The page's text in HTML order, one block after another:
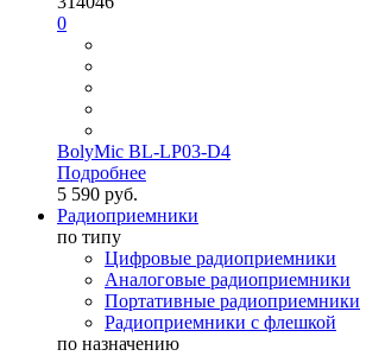
0
BolyMic BL-LP03-D4
Подробнее
5 590 руб.
Радиоприемники
по типу
Цифровые радиоприемники
Аналоговые радиоприемники
Портативные радиоприемники
Радиоприемники с флешкой
по назначению